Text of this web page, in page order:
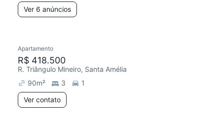
Ver 6 anúncios
Apartamento
R$ 418.500
R. Triângulo Mineiro, Santa Amélia
90m² 3
1
Ver contato